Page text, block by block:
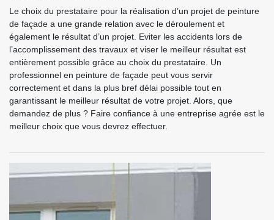
Le choix du prestataire pour la réalisation d’un projet de peinture
de façade a une grande relation avec le déroulement et
également le résultat d’un projet. Eviter les accidents lors de
l’accomplissement des travaux et viser le meilleur résultat est
entièrement possible grâce au choix du prestataire. Un
professionnel en peinture de façade peut vous servir
correctement et dans la plus bref délai possible tout en
garantissant le meilleur résultat de votre projet. Alors, que
demandez de plus ? Faire confiance à une entreprise agrée est le
meilleur choix que vous devrez effectuer.